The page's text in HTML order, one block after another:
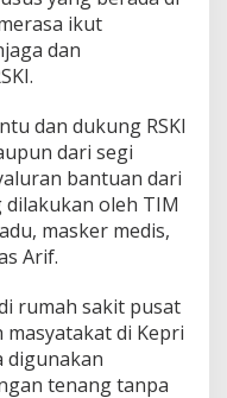
ikut
dan
dan dukung RSKI
dari segi
bantuan dari
oleh TIM
masker medis,
Arif.
rumah sakit pusat
di Kepri
digunakan
tenang tanpa